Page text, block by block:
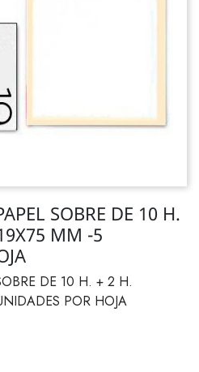
SOBRE DE 10 H.
MM -5
DE 10 H. + 2 H.
POR HOJA